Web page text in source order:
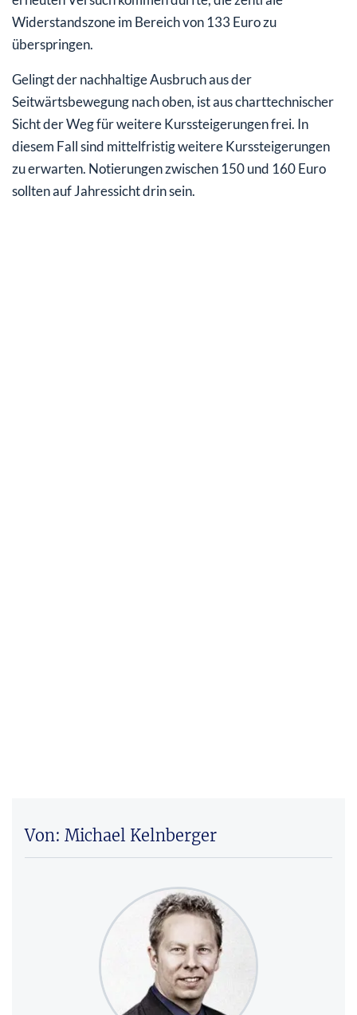
Widerstandszone im Bereich von 133 Euro zu
überspringen.
Gelingt der nachhaltige Ausbruch aus der
Seitwärtsbewegung nach oben, ist aus charttechnischer
Sicht der Weg für weitere Kurssteigerungen frei. In
diesem Fall sind mittelfristig weitere Kurssteigerungen
zu erwarten. Notierungen zwischen 150 und 160 Euro
sollten auf Jahressicht drin sein.
Von: Michael Kelnberger